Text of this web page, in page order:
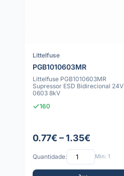
Littelfuse
PGB1010603MR
Littelfuse PGB1010603MR
Supressor ESD Bidirecional 24V
0603 8kV
160
0.77€ – 1.35€
Quantidade: Mín: 1